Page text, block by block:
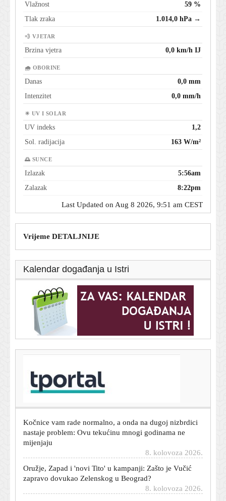
Vlažnost
59 %
Tlak zraka
1.014,0 hPa →
💨 VJETAR
Brzina vjetra 0,0 km/h IJ
🌧 OBORINE
Danas
0,0 mm
Intenzitet
0,0 mm/h
☀ UV I SOLAR
UV indeks
1,2
Sol. radijacija
163 W/m²
🌅 SUNCE
Izlazak
5:56am
Zalazak
8:22pm
Last Updated on Aug 8 2026, 9:51 am CEST
Vrijeme DETALJNIJE
Kalendar događanja u Istri
Mehaničari upozoravaju: Ovaj slatkasti miris u kabini
može otkriti ozbiljan kvar
nastaje problem: Ovu tekućinu mnogi godinama ne
mijenjaju
zapravo dovukao Zelenskog u Beograd?
8. kolovoza 2026.